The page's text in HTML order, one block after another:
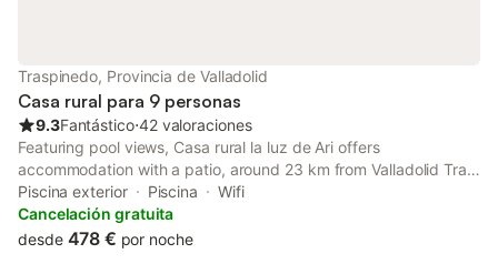
Traspinedo, Provincia de Valladolid
Casa rural para 9 personas
9.3Fantástico⋅42 valoraciones
Featuring pool views, Casa rural la luz de Ari offers
accommodation with a patio, around 23 km from Valladolid Train
station. This country house features a private pool, a garden,
barbecue facilities, free WiFi and free private parking.
Piscina exterior Piscina
Wifi
Cancelación gratuita
desde 478 € por noche